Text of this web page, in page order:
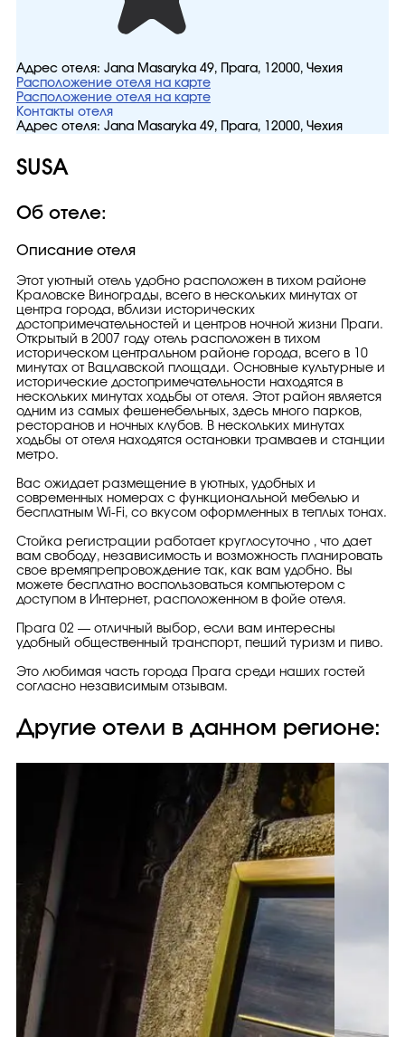
Адрес отеля: Jana Masaryka 49, Прага, 12000, Чехия
Расположение отеля на карте
Расположение отеля на карте
Контакты отеля
Адрес отеля: Jana Masaryka 49, Прага, 12000, Чехия
SUSA
Об отеле:
Описание отеля
Этот уютный отель удобно расположен в тихом районе
Краловске Винограды, всего в нескольких минутах от
центра города, вблизи исторических
достопримечательностей и центров ночной жизни Праги.
Открытый в 2007 году отель расположен в тихом
историческом центральном районе города, всего в 10
минутах от Вацлавской площади. Основные культурные и
исторические достопримечательности находятся в
нескольких минутах ходьбы от отеля. Этот район является
одним из самых фешенебельных, здесь много парков,
ресторанов и ночных клубов. В нескольких минутах
ходьбы от отеля находятся остановки трамваев и станции
метро.
Вас ожидает размещение в уютных, удобных и
современных номерах с функциональной мебелью и
бесплатным Wi-Fi, со вкусом оформленных в теплых тонах.
Стойка регистрации работает круглосуточно , что дает
вам свободу, независимость и возможность планировать
свое времяпрепровождение так, как вам удобно. Вы
можете бесплатно воспользоваться компьютером с
доступом в Интернет, расположенном в фойе отеля.
Прага 02 — отличный выбор, если вам интересны
удобный общественный транспорт, пеший туризм и пиво.
Это любимая часть города Прага среди наших гостей
согласно независимым отзывам.
Другие отели в данном регионе: